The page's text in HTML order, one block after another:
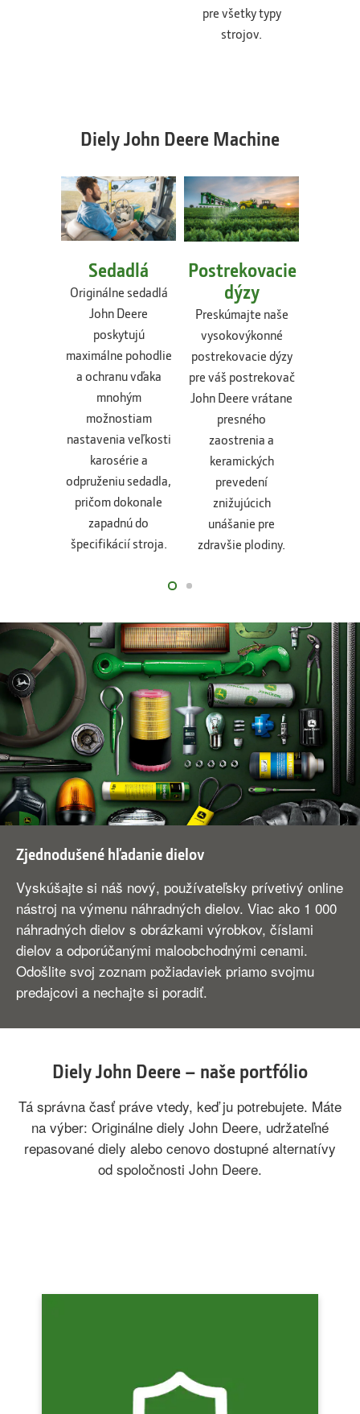
pre všetky typy
strojov.
Diely John Deere Machine
Sedadlá
Originálne sedadlá
John Deere
poskytujú
maximálne pohodlie
a ochranu vďaka
mnohým
možnostiam
nastavenia veľkosti
karosérie a
odpruženiu sedadla,
pričom dokonale
zapadnú do
špecifikácií stroja.
Postrekovacie
dýzy
Preskúmajte naše
vysokovýkonné
postrekovacie dýzy
pre váš postrekovač
John Deere vrátane
presného
zaostrenia a
keramických
prevedení
znižujúcich
unášanie pre
zdravšie plodiny.
Zjednodušené hľadanie dielov
Vyskúšajte si náš nový, používateľsky prívetivý online
nástroj na výmenu náhradných dielov. Viac ako 1 000
náhradných dielov s obrázkami výrobkov, číslami
dielov a odporúčanými maloobchodnými cenami.
Odošlite svoj zoznam požiadaviek priamo svojmu
predajcovi a nechajte si poradiť.
Diely John Deere – naše portfólio
Tá správna časť práve vtedy, keď ju potrebujete. Máte
na výber: Originálne diely John Deere, udržateľné
repasované diely alebo cenovo dostupné alternatívy
od spoločnosti John Deere.
ako tie, ktoré boli zabudované do vášho
stroja. Spoľahnite sa na originál